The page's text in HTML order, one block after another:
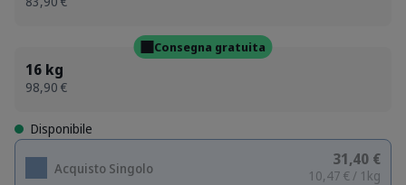
Consegna gratuita
16 kg
98,90 €
Disponibile
Acquisto Singolo 31,40 €
10,47 € / 1kg